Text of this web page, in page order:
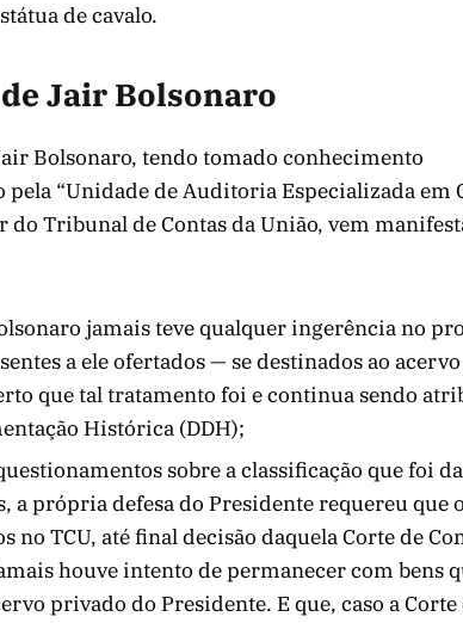
de cavalo.
Jair Bolsonaro
Bolsonaro, tendo tomado conhecimento
“Unidade de Auditoria Especializada em
do Tribunal de Contas da União, vem
jamais teve qualquer ingerência no
a ele ofertados — se destinados ao
que tal tratamento foi e continua sendo
Histórica (DDH);
sobre a classificação que foi
a própria defesa do Presidente requereu que
no TCU, até final decisão daquela Corte de
houve intento de permanecer com bens
privado do Presidente. E que, caso a Corte